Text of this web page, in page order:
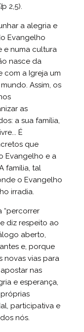
p 2,5).
a alegria e
Evangelho
e numa cultura
nasce da
com a Igreja um
Assim, os
as
a sua família,
É
que
Evangelho e a
família, tal
o Evangelho
irradia.
“percorrer
diz respeito ao
aberto,
e, porque
novas vias para
nas
e esperança,
participativa e
nós.